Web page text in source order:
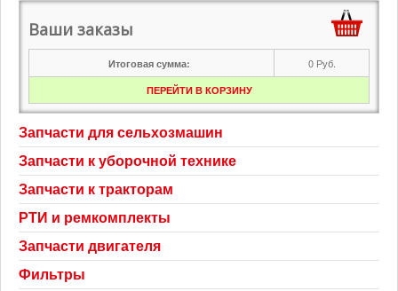
Ваши заказы
Итоговая сумма: 0 Руб.
ПЕРЕЙТИ В КОРЗИНУ
Запчасти для сельхозмашин
Запчасти к уборочной технике
Запчасти к тракторам
РТИ и ремкомплекты
Запчасти двигателя
Фильтры